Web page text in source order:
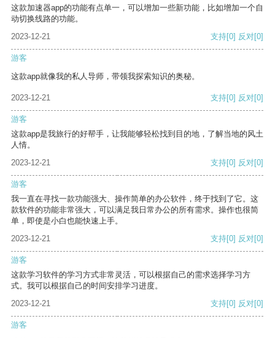
这款加速器app的功能有点单一，可以增加一些新功能，比如增加一个自
动切换线路的功能。
2023-12-21
支持[0] 反对[0]
游客
这款app就像我的私人导师，带领我探索知识的奥秘。
2023-12-21 支持[0] 反对[0]
游客
这款app是我旅行的好帮手，让我能够轻松找到目的地，了解当地的风土
人情。
2023-12-21
支持[0] 反对[0]
游客
我一直在寻找一款功能强大、操作简单的办公软件，终于找到了它。这
款软件的功能非常强大，可以满足我日常办公的所有需求。操作也很简
单，即使是小白也能快速上手。
2023-12-21
支持[0] 反对[0]
游客
这款学习软件的学习方式非常灵活，可以根据自己的需求选择学习方
式。我可以根据自己的时间安排学习进度。
2023-12-21
支持[0] 反对[0]
游客